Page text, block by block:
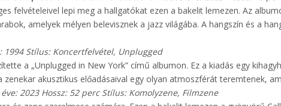
felvételeivel lepi meg a hallgatókat ezen a bakelit lemezen. Az
amelyek mélyen belevisznek a jazz világába. A hangszín és a
1994 Stílus: Koncertfelvétel, Unplugged
a „Unplugged in New York” című albumon. Ez a kiadás egy
akusztikus előadásaival egy olyan atmoszférát teremtenek,
2023 Hossz: 52 perc Stílus: Komolyzene, Filmzene